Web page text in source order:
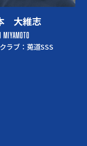
大維志
MIYAMOTO
ラブ：莵道SSS